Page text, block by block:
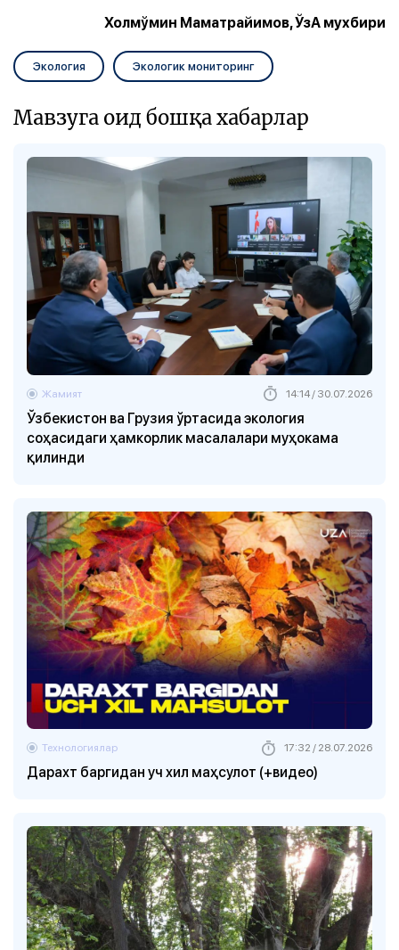
Холмўмин Маматрайимов, ЎзА мухбири
Экология Экологик мониторинг
Мавзуга оид бошқа хабарлар
Ўзбекистон ва Грузия ўртасида экология
соҳасидаги ҳамкорлик масалалари муҳокама
қилинди
Жамият 14:14 / 30.07.2026
Дарахт баргидан уч хил маҳсулот (+видео)
Технологиялар 17:32 / 28.07.2026